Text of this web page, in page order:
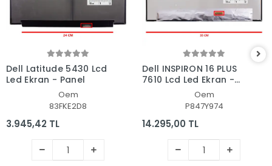
Dell Latitude 5430 Lcd
Led Ekran - Panel
Oem
83FKE2D8
3.945,42 TL
Dell INSPIRON 16 PLUS
7610 Lcd Led Ekran -
Oem
P847Y974
14.295,00 TL